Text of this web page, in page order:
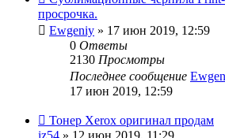
просрочка.
Ewgeniy » 17 июн 2019, 12:59
0 Ответы
2130 Просмотры
Последнее сообщение
17 июн 2019, 12:59
Тонер Xerox оригинал продам
iz54 » 12 июн 2019, 11:29